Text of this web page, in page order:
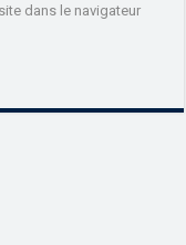
dans le navigateur